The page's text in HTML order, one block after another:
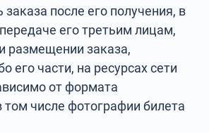
заказа после его получения, в
его третьим лицам,
размещении заказа,
его части, на ресурсах сети
от формата
числе фотографии билета